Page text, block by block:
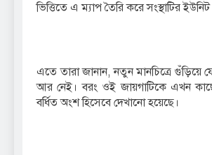
ভিত্তিতে এ ম্যাপ তৈরি করে সংস্থাটির
এতে তারা জানান, নতুন মানচিত্রে গুঁড়িয়ে
আর নেই। বরং ওই জায়গাটিকে এখন
বর্ধিত অংশ হিসেবে দেখানো হয়েছে।